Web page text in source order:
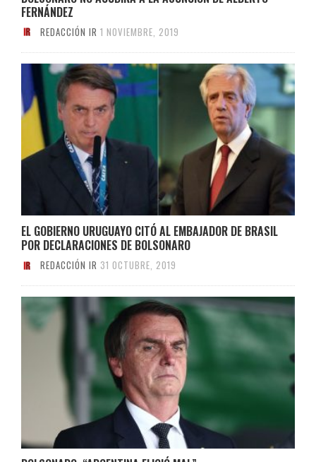
FERNÁNDEZ
REDACCIÓN IR 1 NOVIEMBRE, 2019
EL GOBIERNO URUGUAYO CITÓ AL EMBAJADOR DE BRASIL
POR DECLARACIONES DE BOLSONARO
REDACCIÓN IR 31 OCTUBRE, 2019